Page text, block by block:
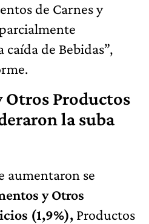
de Carnes y
de Bebidas”,
Otros Productos
la suba
aumentaron se
y Otros
(1,9%), Productos